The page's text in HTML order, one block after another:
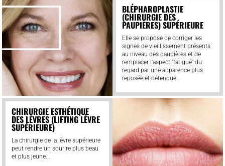
BLÉPHAROPLASTIE
(CHIRURGIE DES
PAUPIÈRES) SUPÉRIEURE
Elle se propose de corriger les
signes de vieillissement présents
au niveau des paupières et de
remplacer l'aspect "fatigué" du
regard par une apparence plus
reposée et détendue...
CHIRURGIE ESTHÉTIQUE
DES LÈVRES (LIFTING LÈVRE
SUPÉRIEURE)
La chirurgie de la lèvre supérieure
peut rendre un sourire plus beau
et plus jeune...